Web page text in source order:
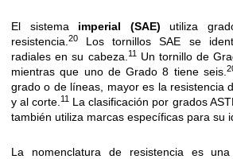
El sistema imperial (SAE) utiliza
resistencia. 20
Los tornillos SAE se
radiales en su cabeza. 11Un tornillo de
mientras que uno de Grado 8 tiene seis.
grado o de líneas, mayor es la resistencia
y al corte.11 La clasificación por grados
también utiliza marcas específicas para su
La nomenclatura de resistencia es